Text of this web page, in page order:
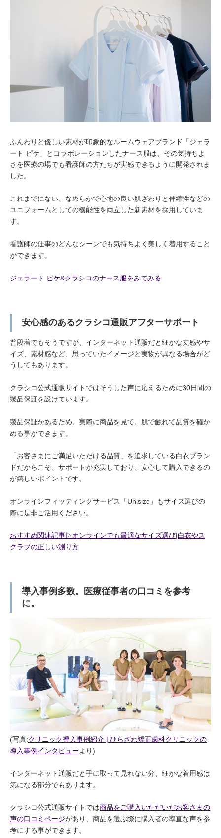
ふんわりと優しい素材が印象的なルームウェアブランド「ジェラ
ート ピケ」とコラボレーションしたナース服は、その気持ちよ
さを医療の場でも看護師の方たちが実感できるように開発されま
した。
これまでにない、なめらかで心地の良い肌ざわりと伸縮性などの
ユニフォームとしての機能性を両立した新素材を採用していま
す。
看護師の仕事のどんなシーンでも気持ちよく美しく着用すること
ができます。
ジェラート ピケ&クラシコのナース服をみてみる
安心感のあるクラシコ通販アフターサポート
普段着でもそうですが、インターネット通販だと細かな丈感やサ
イズ、素材感など、思っていたイメージと実物が異なる場合がど
うしてもあります。
クラシコ公式通販サイトではそうした声に応えるために30日間の
製品保証を設けています。
製品保証があるため、実際に商品を見て、肌で触れて品質を確か
める事ができます。
「お客さまにご満足いただける品質」を追求している白衣ブラン
ドだからこそ、サポートが充実しており、安心して購入できるの
が嬉しいポイントです。
オンラインフィッティングサービス「Unisize」もサイズ選びの
際に是非ご活用ください。
おすすめ関連記事▷オンラインでも最適なサイズ選び|白衣やス
クラブの正しい測り方
導入事例多数。医療従事者の口コミを参考
に。
(写真:クリニック導入事例紹介 | ひらざわ矯正歯科クリニックの
導入事例インタビューより)
インターネット通販だと手に取って見れない分、細かな着用感は
気になる部分でもあります。
クラシコ公式通販サイトでは商品をご購入いただいだお客さまの
声の口コミページがあり、商品を選ぶ際に購入者の率直な声を参
考にする事ができます。